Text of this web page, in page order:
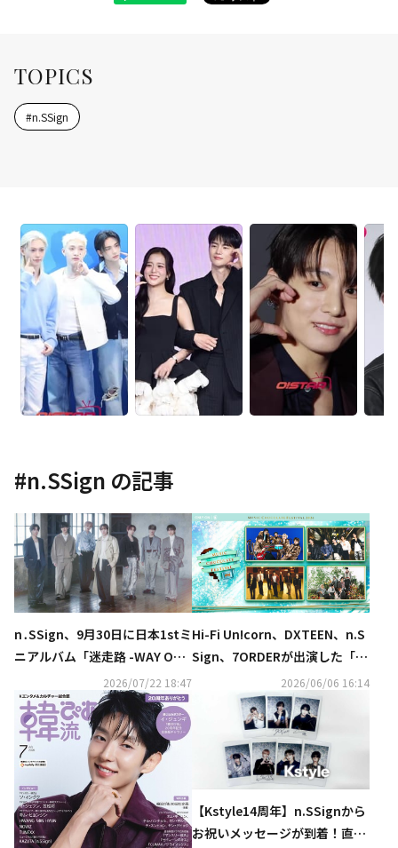
TOPICS
#n.SSign
#n.SSign の記事
n․SSign、9月30日に日本1stミ
ニアルバム「迷走路 -WAY OUT
-」発売決定…リリース記念イ
ベントも
2026/07/22 18:47
Hi-Fi Un!corn、DXTEEN、n.S
Sign、7ORDERが出演した「M
usic Chocolate Festival.202
6」をU-NEXTにて独占ライブ
2026/06/06 16:14
【Kstyle14周年】n.SSignから
お祝いメッセージが到着！直筆